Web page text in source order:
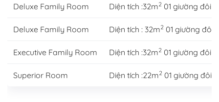
Deluxe Family Room Diện tích :32m2 01 giường đôi
Deluxe Family Room Diện tích : 32m2 01 giường đôi
Executive Family Room Diện tích :32m2 01 giường đôi
Superior Room Diện tích :22m2 01 giường đôi